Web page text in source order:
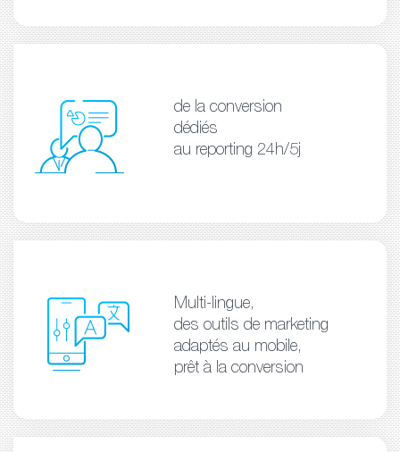
de la conversion
dédiés
au reporting 24h/5j
Multi-lingue,
des outils de marketing
adaptés au mobile,
prêt à la conversion